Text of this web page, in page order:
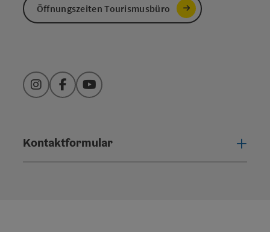
Öffnungszeiten Tourismusbüro
InstagramFacebookYouTube
Kontaktformular